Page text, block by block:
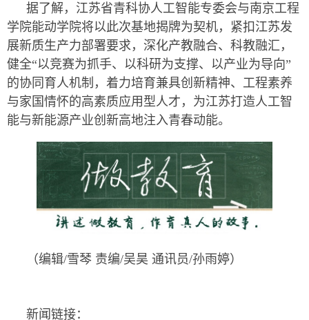
据了解，江苏省青科协人工智能专委会与南京工程
学院能动学院将以此次基地揭牌为契机，紧扣江苏发
展新质生产力部署要求，深化产教融合、科教融汇，
健全“以竞赛为抓手、以科研为支撑、以产业为导向”
的协同育人机制，着力培育兼具创新精神、工程素养
与家国情怀的高素质应用型人才，为江苏打造人工智
能与新能源产业创新高地注入青春动能。
（编辑/雪琴 责编/吴昊 通讯员/孙雨婷）
新闻链接：